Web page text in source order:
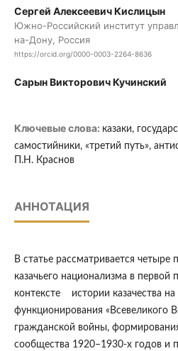
Сергей Алексеевич Кислицын
Южно-Российский институт
на-Дону, Россия
https://orcid.org/0000-0003-2264-8636
Сарын Викторович Кучинский
Ключевые слова: казаки,
самостийники, «третий путь»,
П.Н. Краснов
АННОТАЦИЯ
В статье рассматривается четыре
казачьего национализма в
контексте истории казачества
функционирования «Всевеликого
гражданской войны,
сообщества 1920–1930-х годов и